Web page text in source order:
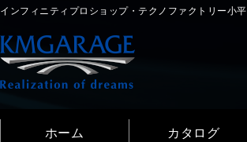
インフィニティプロショップ・テクノファクトリー小平
ホーム カタログ